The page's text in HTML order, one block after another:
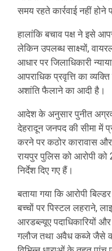
समय रहते कार्रवाई नहीं
हालांकि बचाव पक्ष ने इसे
लेकिन उपलब्ध साक्ष्यों,
आधार पर जिलाधिकारी
आपराधिक प्रवृत्ति का
अशांति फैलाने का आदी है।
आदेश के अनुसार पुनीत
देहरादून जनपद की सीमा
करने पर कठोर कारावास और
रायपुर पुलिस को आरोपी
निर्देश दिए गए हैं।
बताया गया कि आरोपी
बच्चों पर पिस्टल लहराने,
आरडब्ल्यूए पदाधिकारियों
गलौज तथा अवैध कब्जे जैसे